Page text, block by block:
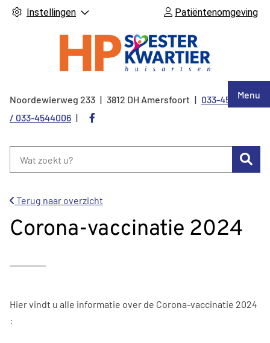
Instellingen Patiëntenomgeving
Menu
Noordewierweg 233 3812 DH Amersfoort Tel:
033-4544005
/ 033-4544006
Bezoek
pagina
Terug naar overzicht
Corona-vaccinatie 2024
Hier vindt u alle informatie over de Corona-vaccinatie 2024
: